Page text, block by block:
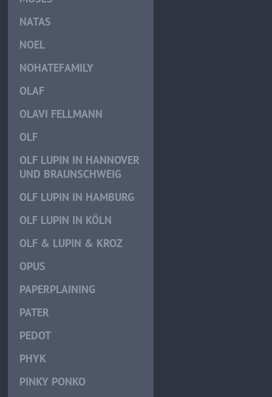
NATAS
NOEL
NOHATEFAMILY
OLAF
OLAVI FELLMANN
OLF
OLF LUPIN IN HANNOVER
UND BRAUNSCHWEIG
OLF LUPIN IN HAMBURG
OLF LUPIN IN KÖLN
OLF & LUPIN & KROZ
OPUS
PAPERPLAINING
PATER
PEDOT
PHYK
PINKY PONKO